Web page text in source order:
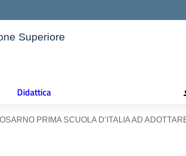
Superiore
Didattica
PRIMA SCUOLA D’ITALIA AD